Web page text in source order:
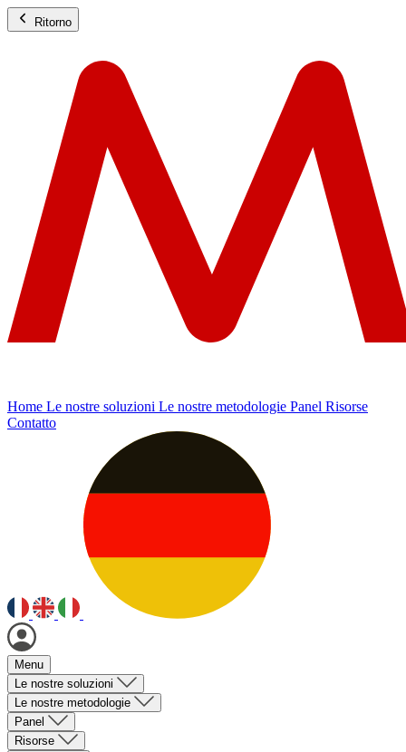
Ritorno
Home Le nostre soluzioni Le nostre metodologie Panel Risorse
Contatto
Menu
Le nostre soluzioni
Le nostre metodologie
Panel
Risorse